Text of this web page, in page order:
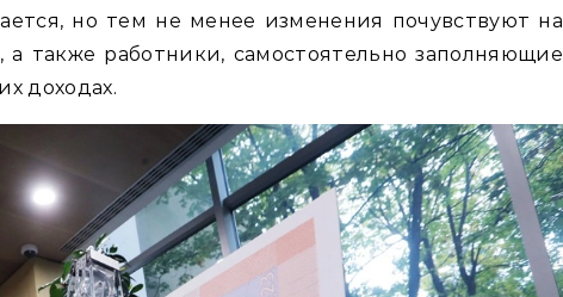
но тем не менее изменения почувствуют на
также работники, самостоятельно заполняющие
доходах.